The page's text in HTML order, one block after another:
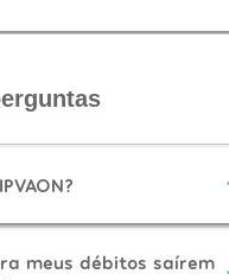
meus débitos saírem